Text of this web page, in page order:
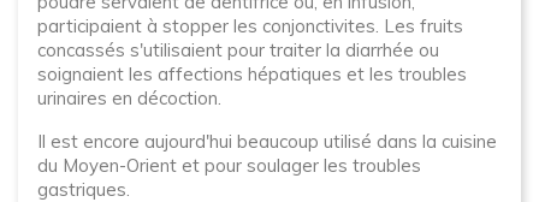
participaient à stopper les conjonctivites. Les fruits
concassés s'utilisaient pour traiter la diarrhée ou
soignaient les affections hépatiques et les troubles
urinaires en décoction.
Il est encore aujourd'hui beaucoup utilisé dans la cuisine
du Moyen-Orient et pour soulager les troubles
gastriques.